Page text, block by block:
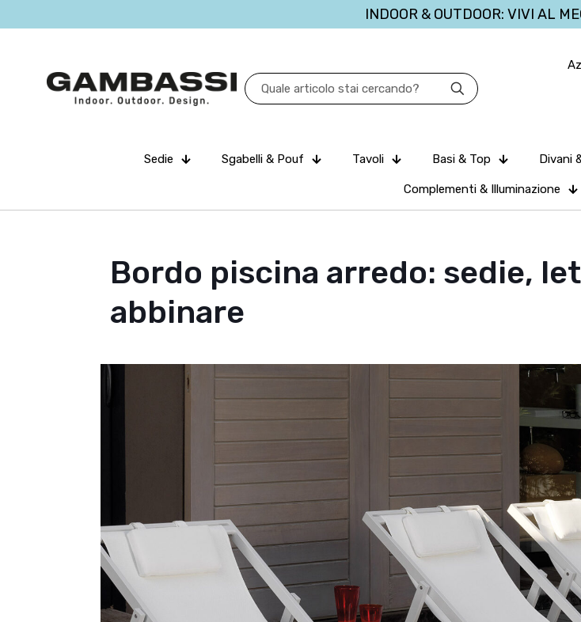
INDOOR & OUTDOOR: VIVI AL
Sedie Sgabelli & Pouf Tavoli Basi & Top Divani
Complementi & Illuminazione
Bordo piscina arredo: sedie,
abbinare